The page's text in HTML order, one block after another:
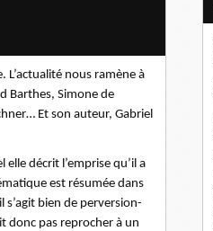
nous ramène à
Barthes, Simone de
Et son auteur, Gabriel
décrit l’emprise qu’il a
est résumée dans
s’agit bien de perversion-
donc pas reprocher à un